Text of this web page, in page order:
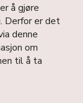
å gjøre
Derfor er det
denne
om
til å ta